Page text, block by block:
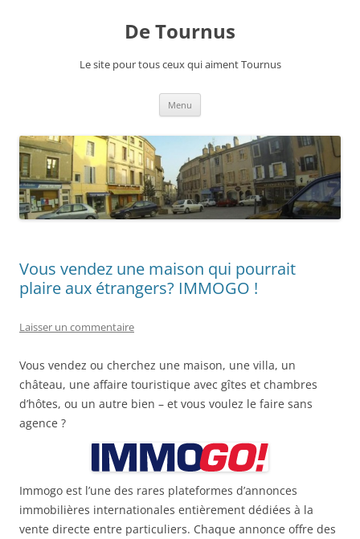
De Tournus
Le site pour tous ceux qui aiment Tournus
Menu
Vous vendez une maison qui pourrait
plaire aux étrangers? IMMOGO !
Laisser un commentaire
Vous vendez ou cherchez une maison, une villa, un
château, une affaire touristique avec gîtes et chambres
d’hôtes, ou un autre bien – et vous voulez le faire sans
agence ?
Immogo est l’une des rares plateformes d’annonces
immobilières internationales entièrement dédiées à la
vente directe entre particuliers. Chaque annonce offre des